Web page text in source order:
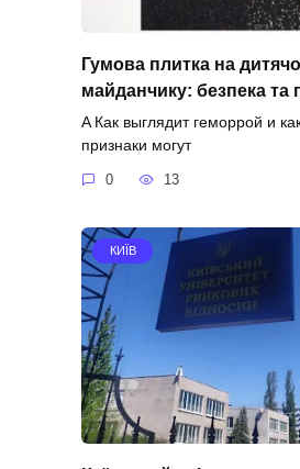
Гумова плитка на
майданчику: безпека та
A Как выглядит геморрой и
признаки могут
0 13
КИЇВ